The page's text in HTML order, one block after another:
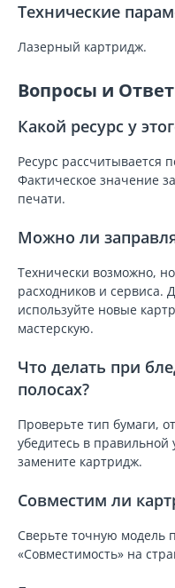
Технические
Лазерный картридж.
Вопросы и
Какой ресурс у
Ресурс рассчитывается
Фактическое значение
печати.
Можно ли
Технически возможно,
расходников и сервиса.
используйте новые
мастерскую.
Что делать при
полосах?
Проверьте тип бумаги,
убедитесь в правильной
замените картридж.
Совместим ли
Сверьте точную модель
«Совместимость» на